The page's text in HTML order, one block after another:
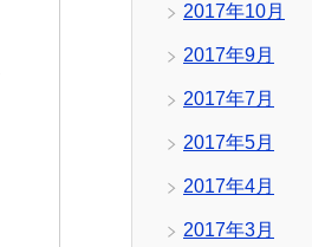
2017年10月
2017年9月
2017年7月
2017年5月
2017年4月
2017年3月